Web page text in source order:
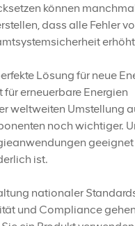
können
dass alle Fehler
Lösung für neue
für erneuerbare Energien
weltweiten Umstellung
noch wichtiger.
geeignet
ist.
nationaler
und Compliance